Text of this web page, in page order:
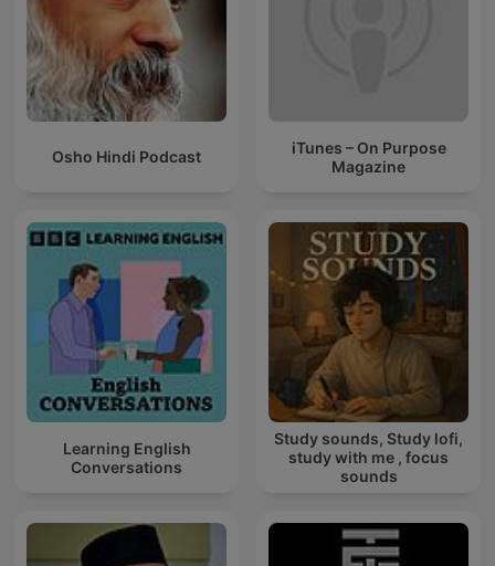
Osho Hindi Podcast
iTunes – On Purpose
Magazine
Learning English
Conversations
Study sounds, Study lofi,
study with me , focus
sounds